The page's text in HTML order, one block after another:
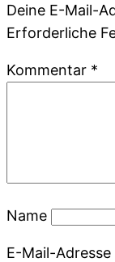
Deine E-Mail-
Erforderliche
Kommentar *
Name
E-Mail-Adresse